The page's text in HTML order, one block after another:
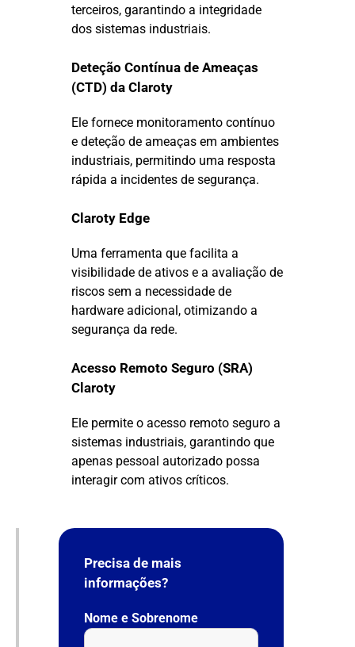
terceiros, garantindo a integridade
dos sistemas industriais.
Deteção Contínua de Ameaças
(CTD) da Claroty
Ele fornece monitoramento contínuo
e deteção de ameaças em ambientes
industriais, permitindo uma resposta
rápida a incidentes de segurança.
Claroty Edge
Uma ferramenta que facilita a
visibilidade de ativos e a avaliação de
riscos sem a necessidade de
hardware adicional, otimizando a
segurança da rede.
Acesso Remoto Seguro (SRA)
Claroty
Ele permite o acesso remoto seguro a
sistemas industriais, garantindo que
apenas pessoal autorizado possa
interagir com ativos críticos.
Precisa de mais
informações?
Nome e Sobrenome